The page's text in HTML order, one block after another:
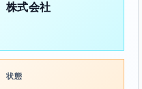
株式会社
状態